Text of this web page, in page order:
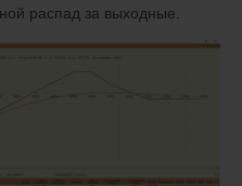
распад за выходные.